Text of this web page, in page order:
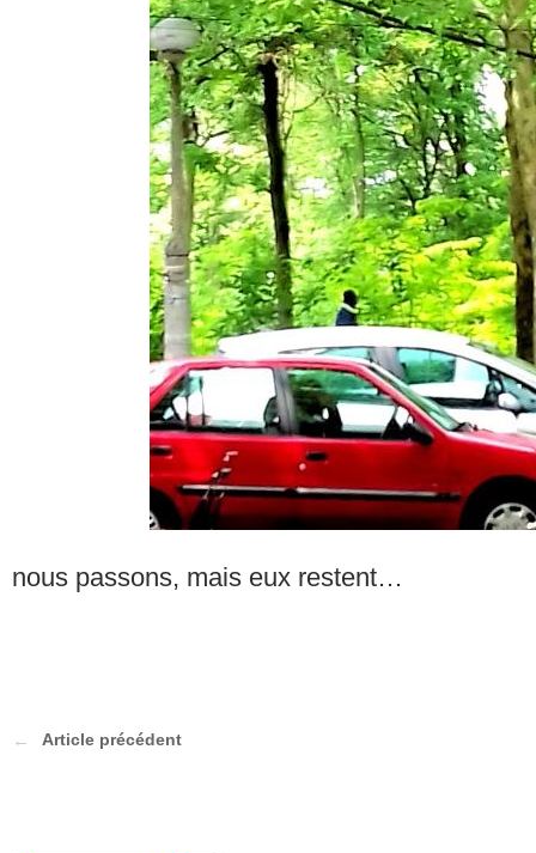
nous passons, mais eux restent…
Article précédent